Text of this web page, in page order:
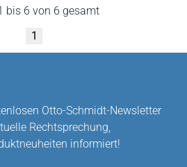
bis 6 von 6 gesamt
1
Otto-Schmidt-Newsletter
Rechtsprechung,
informiert!